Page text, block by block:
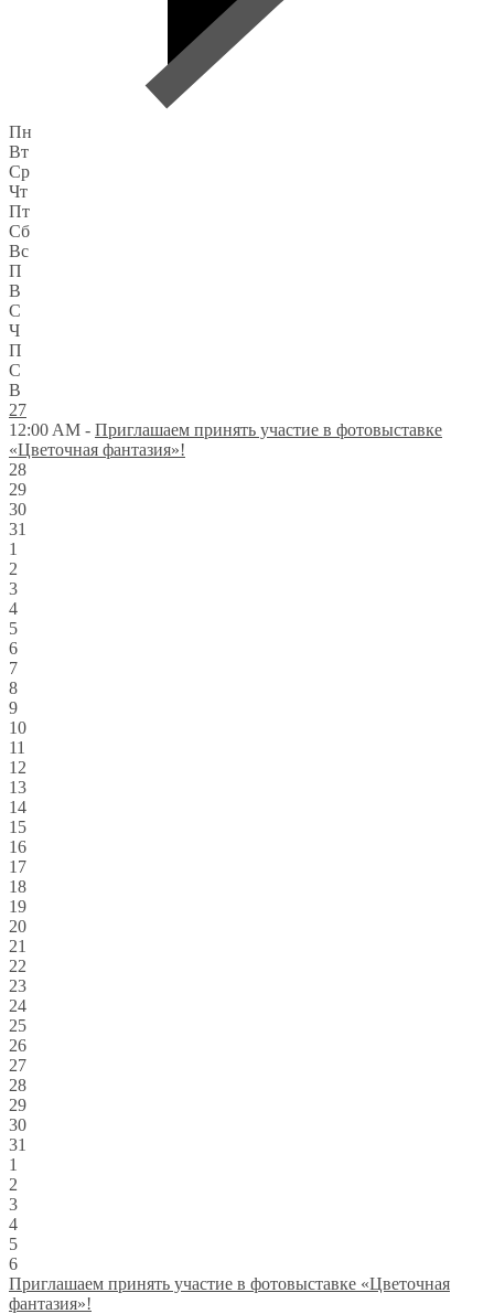
Пн
Вт
Ср
Чт
Пт
Сб
Вс
П
В
С
Ч
П
С
В
27
12:00 AM - Приглашаем принять участие в фотовыставке
«Цветочная фантазия»!
28
29
30
31
1
2
3
4
5
6
7
8
9
10
11
12
13
14
15
16
17
18
19
20
21
22
23
24
25
26
27
28
29
30
31
1
2
3
4
5
6
Приглашаем принять участие в фотовыставке «Цветочная
фантазия»!